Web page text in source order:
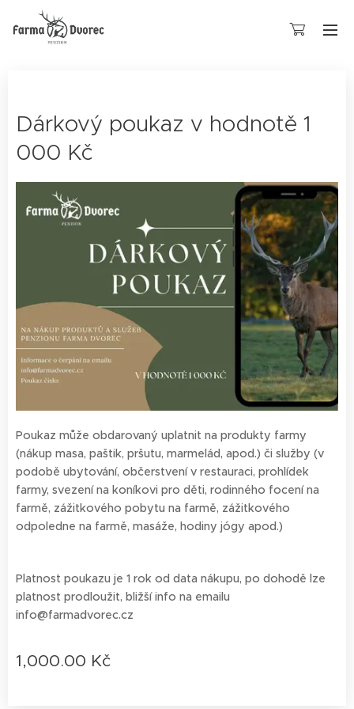
Dárkový poukaz v hodnotě 1
000 Kč
Poukaz může obdarovaný uplatnit na produkty farmy
(nákup masa, paštik, pršutu, marmelád, apod.) či služby (v
podobě ubytování, občerstvení v restauraci, prohlídek
farmy, svezení na koníkovi pro děti, rodinného focení na
farmě, zážitkového pobytu na farmě, zážitkového
odpoledne na farmě, masáže, hodiny jógy apod.)
Platnost poukazu je 1 rok od data nákupu, po dohodě lze
platnost prodloužit, bližší info na emailu
info@farmadvorec.cz
1,000.00 Kč